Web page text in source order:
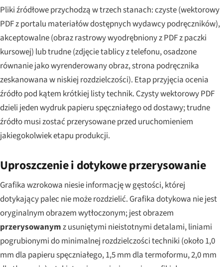
Pliki źródłowe przychodzą w trzech stanach: czyste (wektorowy
PDF z portalu materiałów dostępnych wydawcy podręczników),
akceptowalne (obraz rastrowy wyodrębniony z PDF z paczki
kursowej) lub trudne (zdjęcie tablicy z telefonu, osadzone
równanie jako wyrenderowany obraz, strona podręcznika
zeskanowana w niskiej rozdzielczości). Etap przyjęcia ocenia
źródło pod kątem krótkiej listy technik. Czysty wektorowy PDF
dzieli jeden wydruk papieru spęczniałego od dostawy; trudne
źródło musi zostać przerysowane przed uruchomieniem
jakiegokolwiek etapu produkcji.
Uproszczenie i dotykowe przerysowanie
Grafika wzrokowa niesie informację w gęstości, której
dotykający palec nie może rozdzielić. Grafika dotykowa nie jest
oryginalnym obrazem wytłoczonym; jest obrazem
przerysowanymz usuniętymi nieistotnymi detalami, liniami
pogrubionymi do minimalnej rozdzielczości techniki (około 1,0
mm dla papieru spęczniałego, 1,5 mm dla termoformu, 2,0 mm